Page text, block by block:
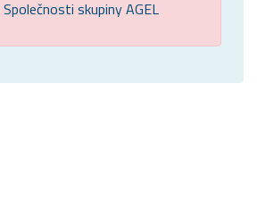
Společnosti skupiny AGEL